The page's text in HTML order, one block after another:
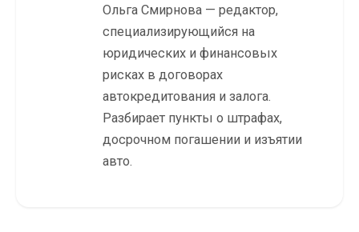
Ольга Смирнова — редактор,
специализирующийся на
юридических и финансовых
рисках в договорах
автокредитования и залога.
Разбирает пункты о штрафах,
досрочном погашении и изъятии
авто.